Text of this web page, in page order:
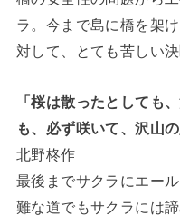
ラ。今まで島に橋を架
対して、とても苦しい
「桜は散ったとしても
も、必ず咲いて、沢山
北野柊作
最後までサクラにエー
難な道でもサクラには